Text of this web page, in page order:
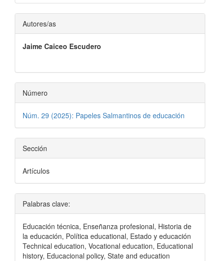
Contenido
principal
del
artículo
Autores/as
Jaime Caiceo Escudero
Número
Núm. 29 (2025): Papeles Salmantinos de educación
Sección
Artículos
Palabras clave:
Educación técnica, Enseñanza profesional, Historia de
la educación, Política educational, Estado y educación
Technical education, Vocational education, Educational
history, Educacional policy, State and education